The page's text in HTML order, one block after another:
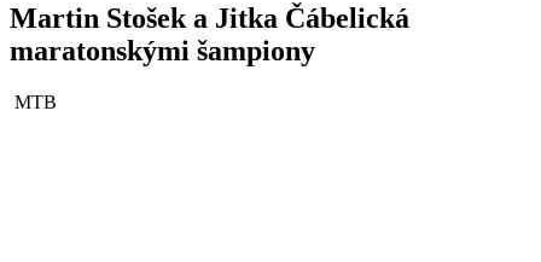
Martin Stošek a Jitka Čábelická
maratonskými šampiony
MTB